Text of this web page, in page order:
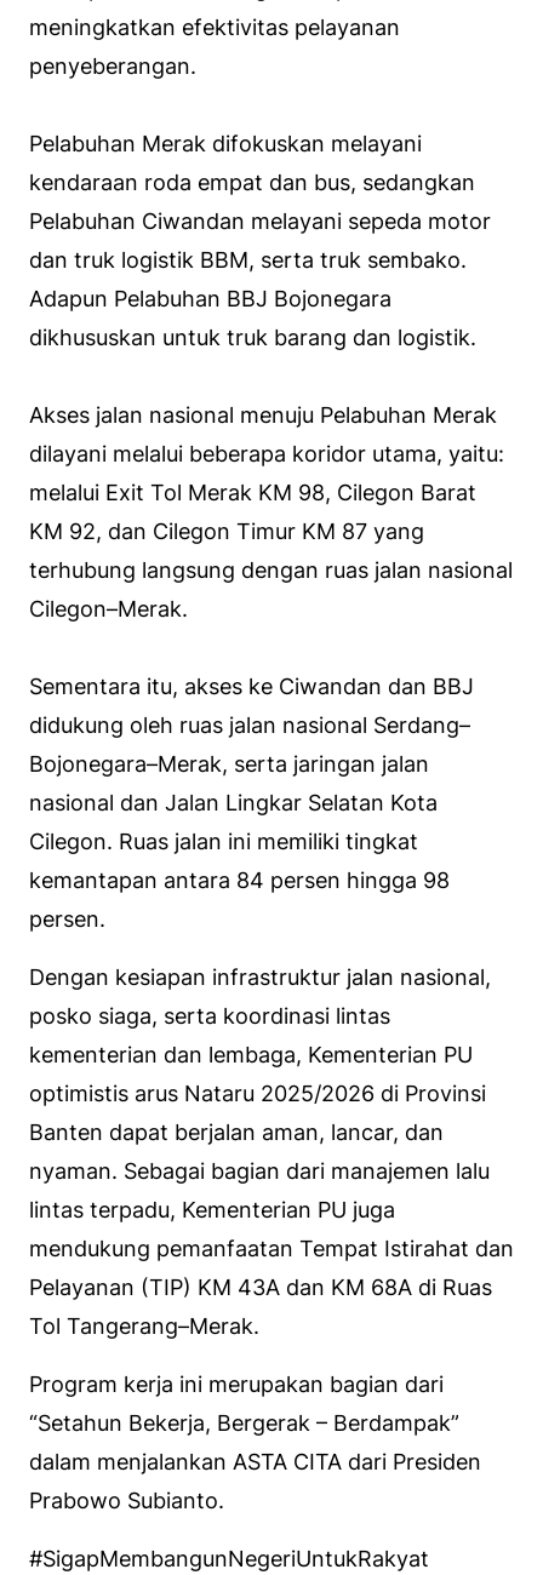
meningkatkan efektivitas pelayanan
penyeberangan.
Pelabuhan Merak difokuskan melayani
kendaraan roda empat dan bus, sedangkan
Pelabuhan Ciwandan melayani sepeda motor
dan truk logistik BBM, serta truk sembako.
Adapun Pelabuhan BBJ Bojonegara
dikhususkan untuk truk barang dan logistik.
Akses jalan nasional menuju Pelabuhan Merak
dilayani melalui beberapa koridor utama, yaitu:
melalui Exit Tol Merak KM 98, Cilegon Barat
KM 92, dan Cilegon Timur KM 87 yang
terhubung langsung dengan ruas jalan nasional
Cilegon–Merak.
Sementara itu, akses ke Ciwandan dan BBJ
didukung oleh ruas jalan nasional Serdang–
Bojonegara–Merak, serta jaringan jalan
nasional dan Jalan Lingkar Selatan Kota
Cilegon. Ruas jalan ini memiliki tingkat
kemantapan antara 84 persen hingga 98
persen.
Dengan kesiapan infrastruktur jalan nasional,
posko siaga, serta koordinasi lintas
kementerian dan lembaga, Kementerian PU
optimistis arus Nataru 2025/2026 di Provinsi
Banten dapat berjalan aman, lancar, dan
nyaman. Sebagai bagian dari manajemen lalu
lintas terpadu, Kementerian PU juga
mendukung pemanfaatan Tempat Istirahat dan
Pelayanan (TIP) KM 43A dan KM 68A di Ruas
Tol Tangerang–Merak.
Program kerja ini merupakan bagian dari
“Setahun Bekerja, Bergerak – Berdampak”
dalam menjalankan ASTA CITA dari Presiden
Prabowo Subianto.
#SigapMembangunNegeriUntukRakyat